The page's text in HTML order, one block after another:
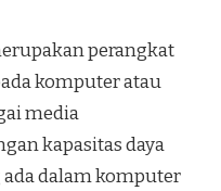
perangkat
komputer atau
media
kapasitas daya
dalam komputer